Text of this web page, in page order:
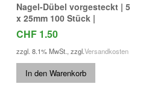
Nagel-Dübel vorgesteckt | 5
x 25mm 100 Stück |
CHF 1.50
zzgl. 8.1% MwSt.,zzgl.Versandkosten
In den Warenkorb